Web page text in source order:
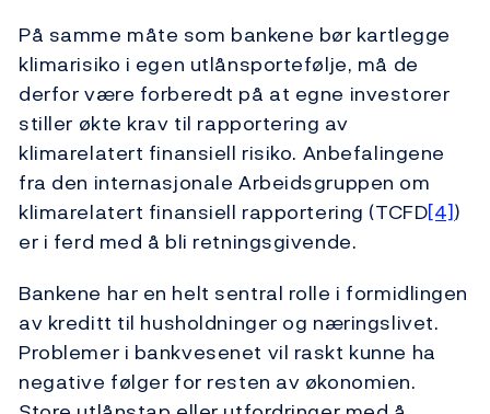
På samme måte som bankene bør kartlegge
klimarisiko i egen utlånsportefølje, må de
derfor være forberedt på at egne investorer
stiller økte krav til rapportering av
klimarelatert finansiell risiko. Anbefalingene
fra den internasjonale Arbeidsgruppen om
klimarelatert finansiell rapportering (TCFD[4])
er i ferd med å bli retningsgivende.
Bankene har en helt sentral rolle i formidlingen
av kreditt til husholdninger og næringslivet.
Problemer i bankvesenet vil raskt kunne ha
negative følger for resten av økonomien.